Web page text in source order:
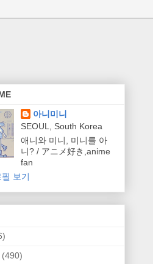
아니미니
SEOUL, South Korea
애니와 미니, 미니를 아
니? / アニメ好き,anime
fan
보기
(490)